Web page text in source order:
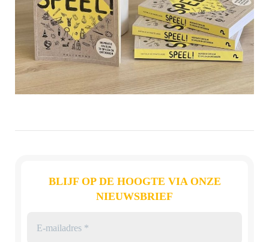
BLIJF OP DE HOOGTE VIA ONZE
NIEUWSBRIEF